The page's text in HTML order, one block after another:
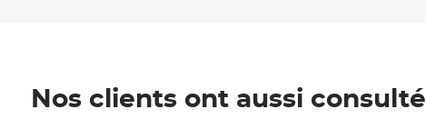
Nos clients ont aussi consulté